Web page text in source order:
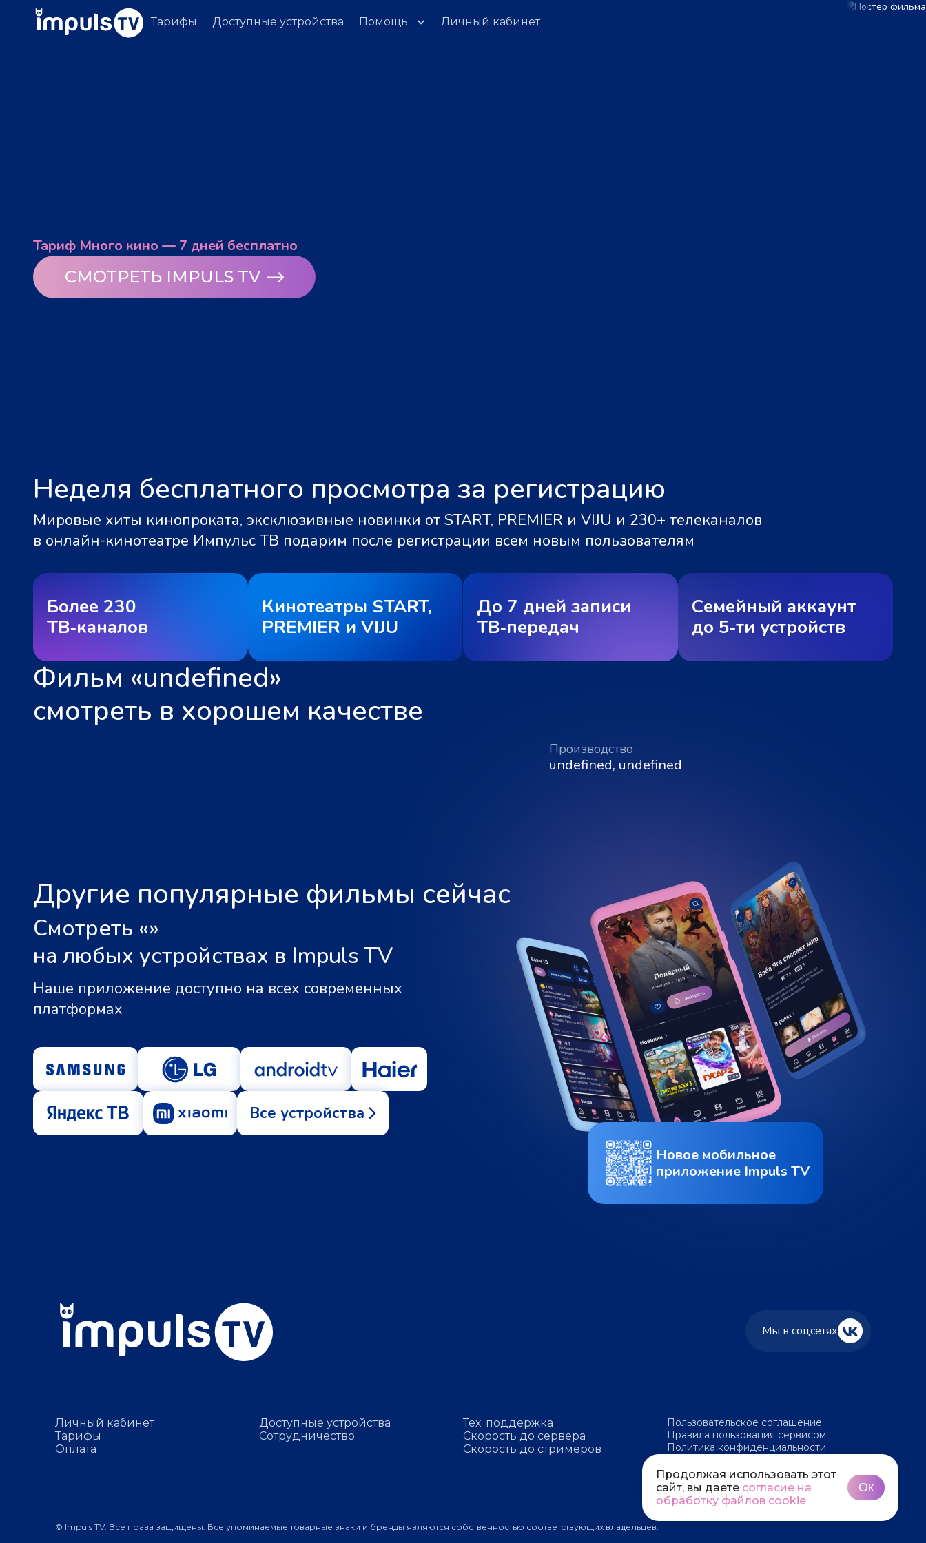
Тарифы Доступные устройства Помощь Личный кабинет
Тариф Много кино — 7 дней бесплатно
СМОТРЕТЬ IMPULS TV
Неделя бесплатного просмотра за регистрацию
Мировые хиты кинопроката, эксклюзивные новинки от START, PREMIER и VIJU и 230+ телеканалов
в онлайн-кинотеатре Импульс ТВ подарим после регистрации всем новым пользователям
Более 230
ТВ‑каналов
Кинотеатры START,
PREMIER и VIJU
До 7 дней записи
ТВ‑передач
Семейный аккаунт
до 5‑ти устройств
Фильм «undefined»
смотреть в хорошем качестве
Производство
undefined, undefined
Другие популярные фильмы сейчас
Смотреть «»
на любых устройствах в Impuls TV
Наше приложение доступно на всех современных
платформах
Все устройства
Новое мобильное
приложение Impuls TV
Мы в соцсетях
Личный кабинет
Тарифы
Оплата
Доступные устройства
Сотрудничество
Тех. поддержка
Скорость до сервера
Скорость до стримеров
Пользовательское соглашение
Правила пользования сервисом
Политика конфиденциальности
© Impuls TV. Все права защищены. Все упоминаемые товарные знаки и бренды являются собственностью соответствующих владельцев.
Продолжая использовать этот
сайт, вы даете согласие на
обработку файлов cookie
Ок